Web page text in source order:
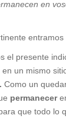
en
entramos
el presente
un mismo
Como un
permanecer
que todo